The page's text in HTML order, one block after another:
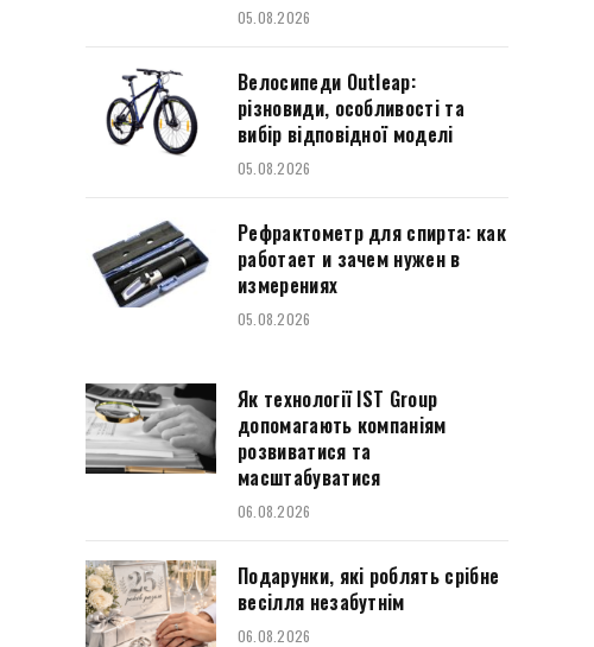
05.08.2026
Велосипеди Outleap:
різновиди, особливості та
вибір відповідної моделі
05.08.2026
Рефрактометр для спирта: как
работает и зачем нужен в
измерениях
05.08.2026
Як технології IST Group
допомагають компаніям
розвиватися та
масштабуватися
06.08.2026
Подарунки, які роблять срібне
весілля незабутнім
06.08.2026